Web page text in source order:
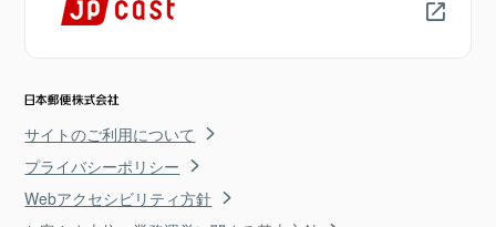
サイトのご利用について
プライバシーポリシー
Webアクセシビリティ方針